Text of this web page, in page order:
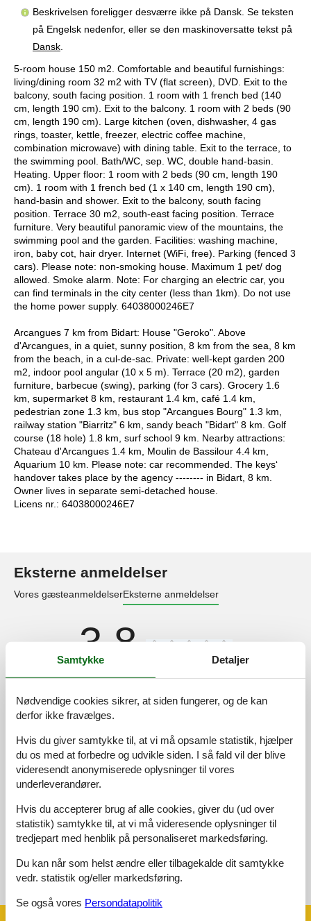
Beskrivelsen foreligger desværre ikke på Dansk. Se teksten
på Engelsk nedenfor, eller se den maskinoversatte tekst på
Dansk
5-room house 150 m2. Comfortable and beautiful furnishings:
living/dining room 32 m2 with TV (flat screen), DVD. Exit to the
balcony, south facing position. 1 room with 1 french bed (140
cm, length 190 cm). Exit to the balcony. 1 room with 2 beds (90
cm, length 190 cm). Large kitchen (oven, dishwasher, 4 gas
rings, toaster, kettle, freezer, electric coffee machine,
combination microwave) with dining table. Exit to the terrace, to
the swimming pool. Bath/WC, sep. WC, double hand-basin.
Heating. Upper floor: 1 room with 2 beds (90 cm, length 190
cm). 1 room with 1 french bed (1 x 140 cm, length 190 cm),
hand-basin and shower. Exit to the balcony, south facing
position. Terrace 30 m2, south-east facing position. Terrace
furniture. Very beautiful panoramic view of the mountains, the
swimming pool and the garden. Facilities: washing machine,
iron, baby cot, hair dryer. Internet (WiFi, free). Parking (fenced 3
cars). Please note: non-smoking house. Maximum 1 pet/ dog
allowed. Smoke alarm. Note: For charging an electric car, you
can find terminals in the city center (less than 1km). Do not use
the home power supply. 64038000246E7
Arcangues 7 km from Bidart: House "Geroko". Above
d'Arcangues, in a quiet, sunny position, 8 km from the sea, 8 km
from the beach, in a cul-de-sac. Private: well-kept garden 200
m2, indoor pool angular (10 x 5 m). Terrace (20 m2), garden
furniture, barbecue (swing), parking (for 3 cars). Grocery 1.6
km, supermarket 8 km, restaurant 1.4 km, café 1.4 km,
pedestrian zone 1.3 km, bus stop "Arcangues Bourg" 1.3 km,
railway station "Biarritz" 6 km, sandy beach "Bidart" 8 km. Golf
course (18 hole) 1.8 km, surf school 9 km. Nearby attractions:
Chateau d'Arcangues 1.4 km, Moulin de Bassilour 4.4 km,
Aquarium 10 km. Please note: car recommended. The keys‘
handover takes place by the agency -------- in Bidart, 8 km.
Owner lives in separate semi-detached house.
Licens nr.: 64038000246E7
Eksterne anmeldelser
Vores gæsteanmeldelserEksterne anmeldelser
3,8
Interiør:
Beliggenhed:
3,0
Generelt:
Eksterne anmeldelser
Ingen detaljerede eksterne anmeldelser
Se nabo emner Se solens gang om emnet
Samtykke Detaljer
Nødvendige cookies sikrer, at siden fungerer, og de kan
derfor ikke fravælges.
Hvis du giver samtykke til, at vi må opsamle statistik, hjælper
du os med at forbedre og udvikle siden. I så fald vil der blive
videresendt anonymiserede oplysninger til vores
underleverandører.
Hvis du accepterer brug af alle cookies, giver du (ud over
statistik) samtykke til, at vi må videresende oplysninger til
tredjepart med henblik på personaliseret markedsføring.
Du kan når som helst ændre eller tilbagekalde dit samtykke
vedr. statistik og/eller markedsføring.
Se også vores Persondatapolitik